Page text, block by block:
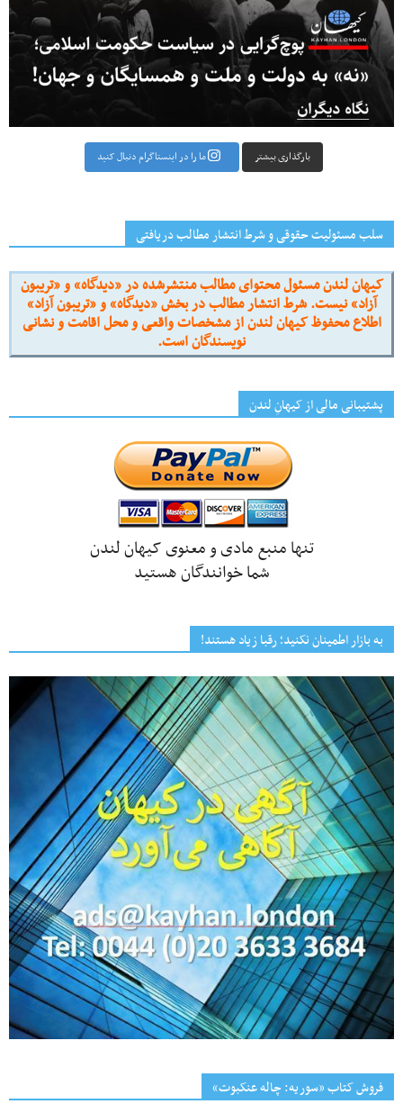
بارگذاری بیشتر ما را در اینستاگرام دنبال کنید
سلب مسئولیت حقوقی و شرط انتشار مطالب دریافتی
کیهان لندن مسئول محتوای مطالب منتشرشده در «دیدگاه» و «تریبون
آزاد» نیست. شرط انتشار مطالب در بخش «دیدگاه» و «تریبون آزاد»
اطلاع محفوظ کیهان لندن از مشخصات واقعی و محل اقامت و نشانی
نویسندگان است.
پشتیبانی مالی از کیهانِ لندن
تنها منبع مادی و معنوی کیهان لندن
شما خوانندگان هستید
به بازار اطمینان نکنید؛ رقبا زیاد هستند!
فروش کتاب «سوریه: چاله عنکبوت»